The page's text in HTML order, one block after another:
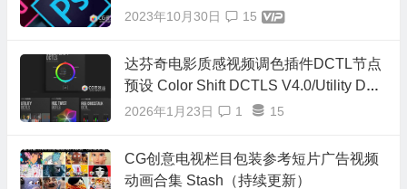
2023年10月30日 15
达芬奇电影质感视频调色插件DCTL节点
预设 Color Shift DCTLS V4.0/Utility DCT
L/Hue Twist V2/RGB Crosstalk/RGB Spli
2026年1月23日 1 15
CG创意电视栏目包装参考短片广告视频
动画合集 Stash（持续更新）